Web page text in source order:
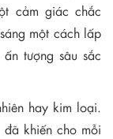
cảm giác chắc
một cách lấp
tượng sâu sắc
hay kim loại.
khiến cho mỗi